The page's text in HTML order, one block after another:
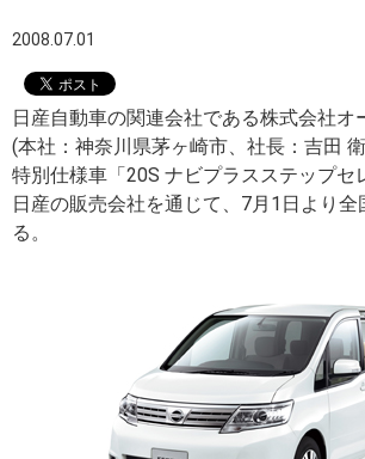
2008.07.01
日産自動車の関連会社である株式会社オ
(本社：神奈川県茅ヶ崎市、社長：吉田
特別仕様車「20S ナビプラスステップセ
日産の販売会社を通じて、7月1日より全
る。